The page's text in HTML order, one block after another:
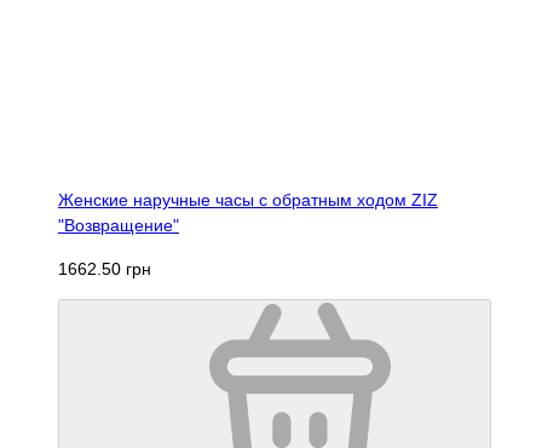
Женские наручные часы с обратным ходом ZIZ
"Возвращение"
1662.50 грн